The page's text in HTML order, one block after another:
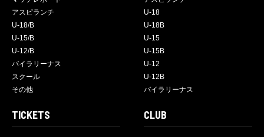
アスピランチ
U-18/B
U-15/B
U-12/B
バイラリーナス
スクール
その他
U-18
U-18B
U-15
U-15B
U-12
U-12B
バイラリーナス
TICKETS CLUB